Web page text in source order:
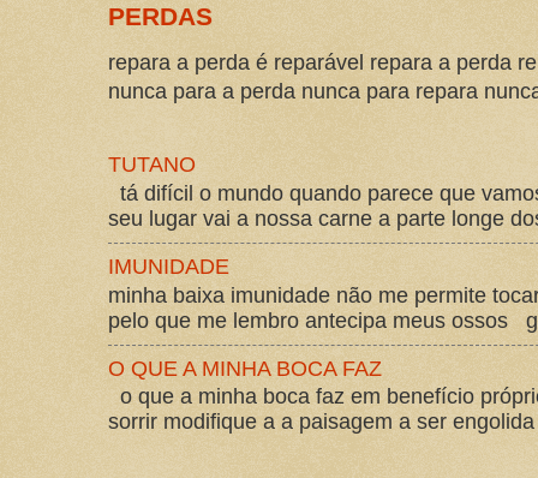
PERDAS
repara a perda é reparável repara a perda
nunca para a perda nunca para repara
TUTANO
tá difícil o mundo quando parece que
seu lugar vai a nossa carne a parte longe
IMUNIDADE
minha baixa imunidade não me permite
pelo que me lembro antecipa meus ossos
O QUE A MINHA BOCA FAZ
o que a minha boca faz em benefício
sorrir modifique a a paisagem a ser